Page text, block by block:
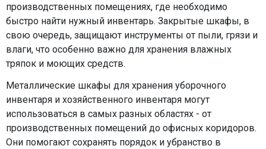
производственных помещениях, где необходимо
быстро найти нужный инвентарь. Закрытые шкафы, в
свою очередь, защищают инструменты от пыли, грязи и
влаги, что особенно важно для хранения влажных
тряпок и моющих средств.
Металлические шкафы для хранения уборочного
инвентаря и хозяйственного инвентаря могут
использоваться в самых разных областях - от
производственных помещений до офисных коридоров.
Они помогают сохранять порядок и убранство в